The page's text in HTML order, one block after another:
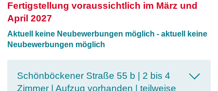
Fertigstellung voraussichtlich im März und
April 2027
Aktuell keine Neubewerbungen möglich - aktuell keine
Neubewerbungen möglich
Schönböckener Straße 55 b | 2 bis 4
Zimmer | Aufzug vorhanden | teilweise